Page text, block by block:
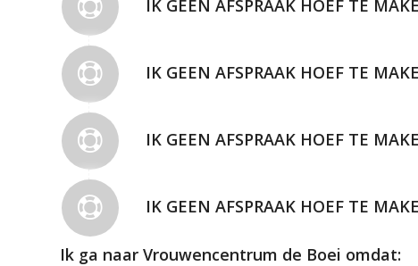
IK GEEN AFSPRAAK HOEF TE
IK GEEN AFSPRAAK HOEF TE
IK GEEN AFSPRAAK HOEF TE
IK GEEN AFSPRAAK HOEF TE
Ik ga naar Vrouwencentrum de Boei omdat: